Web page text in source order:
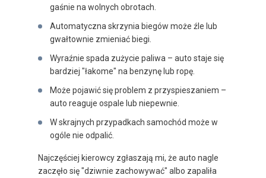
gaśnie na wolnych obrotach.
Automatyczna skrzynia biegów może źle lub
gwałtownie zmieniać biegi.
Wyraźnie spada zużycie paliwa – auto staje się
bardziej "łakome" na benzynę lub ropę.
Może pojawić się problem z przyspieszaniem –
auto reaguje ospale lub niepewnie.
W skrajnych przypadkach samochód może w
ogóle nie odpalić.
Najczęściej kierowcy zgłaszają mi, że auto nagle
zaczęło się "dziwnie zachowywać" albo zapaliła